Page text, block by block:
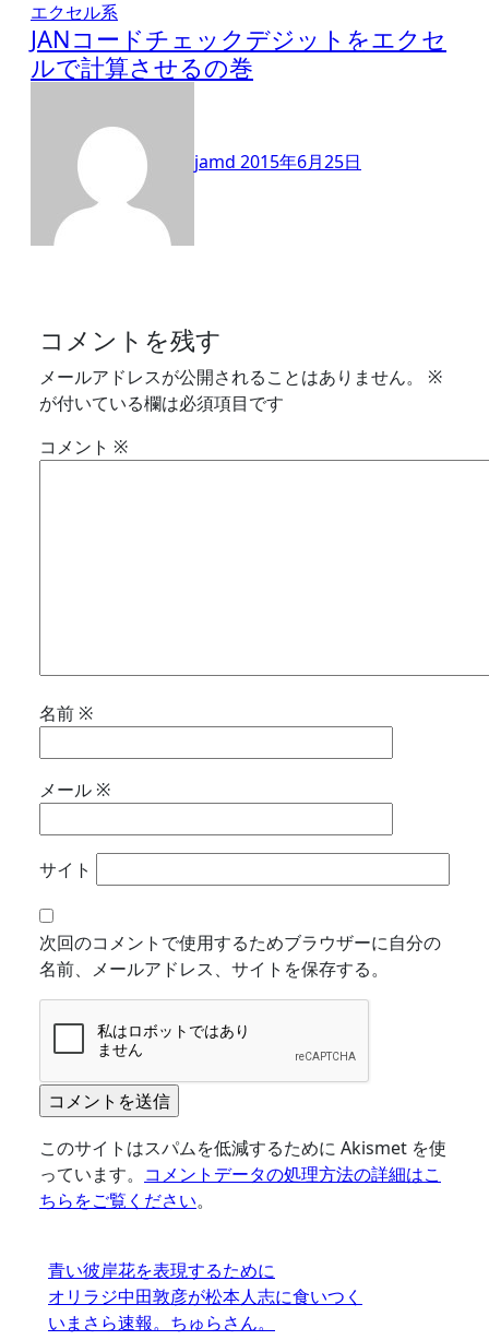
エクセル系
JANコードチェックデジットをエクセ
ルで計算させるの巻
jamd 2015年6月25日
コメントを残す
メールアドレスが公開されることはありません。
※
が付いている欄は必須項目です
コメント ※
名前 ※
メール ※
サイト
次回のコメントで使用するためブラウザーに自分の
名前、メールアドレス、サイトを保存する。
このサイトはスパムを低減するために Akismet を使
っています。 コメントデータの処理方法の詳細はこ
ちらをご覧ください。
青い彼岸花を表現するために
オリラジ中田敦彦が松本人志に食いつく
いまさら速報。ちゅらさん。